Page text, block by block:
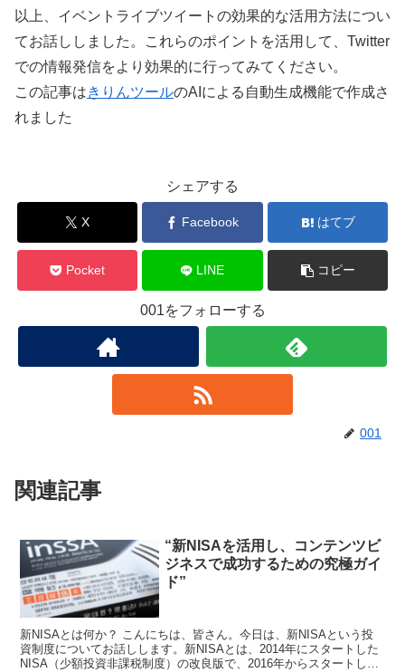
以上、イベントライブツイートの効果的な活用方法につい
てお話ししました。これらのポイントを活用して、Twitter
での情報発信をより効果的に行ってみてください。
この記事はきりんツールのAIによる自動生成機能で作成さ
れました
シェアする
X Facebook はてブ
Pocket LINE コピー
001をフォローする
001
関連記事
“新NISAを活用し、コンテンツビ
ジネスで成功するための究極ガイ
ド”
新NISAとは何か？ こんにちは、皆さん。今日は、新NISAという投
資制度についてお話しします。新NISAとは、2014年にスタートした
NISA（少額投資非課税制度）の改良版で、2016年からスタートしま